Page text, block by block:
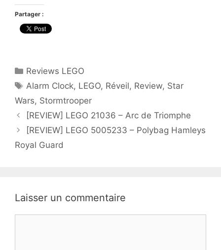
Partager :
Catégories
Reviews LEGO
Étiquettes
Alarm Clock, LEGO, Réveil, Review, Star
Wars, Stormtrooper
[REVIEW] LEGO 21036 – Arc de Triomphe
[REVIEW] LEGO 5005233 – Polybag Hamleys
Royal Guard
Laisser un commentaire